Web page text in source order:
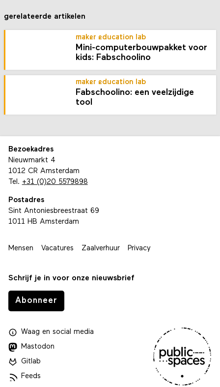
gerelateerde artikelen
maker education lab
Mini-computer­bouw­pakket voor
kids: Fabschoolino
maker education lab
Fabschoolino: een veelzijdige
tool
Bezoekadres
Nieuwmarkt 4
1012 CR Amsterdam
Tel. +31 (0)20 5579898
Postadres
Sint Antoniesbreestraat 69
1011 HB Amsterdam
Mensen Vacatures Zaalverhuur Privacy
Schrijf je in voor onze nieuwsbrief
Abonneer
Waagen social media
Mastodon
Gitlab
Feeds